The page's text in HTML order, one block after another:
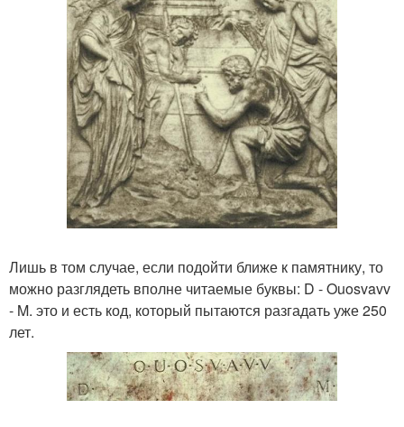
Лишь в том случае, если подойти ближе к памятнику, то
можно разглядеть вполне читаемые буквы: D - Ouosvavv
- M. это и есть код, который пытаются разгадать уже 250
лет.